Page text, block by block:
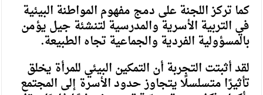
كما تركز اللجنة على دمج مفهوم المواطنة البيئية
في التربية الأسرية والمدرسية لتنشئة جيل يؤمن
بالمسؤولية الفردية والجماعية تجاه الطبيعة.
لقد أثبتت التجربة أن التمكين البيئي للمرأة يخلق
تأثيرًا متسلسلًا يتجاوز حدود الأسرة إلى المجتمع